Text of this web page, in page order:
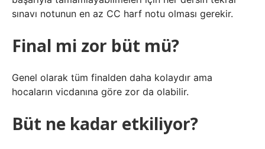
sınavı notunun en az CC harf notu olması gerekir.
Final mi zor büt mü?
Genel olarak tüm finalden daha kolaydır ama
hocaların vicdanına göre zor da olabilir.
Büt ne kadar etkiliyor?